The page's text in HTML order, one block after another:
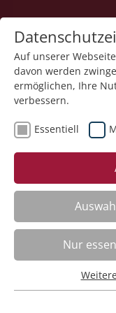
Erste Hilfe –
Auf unserer
davon werden
ermöglichen, Ihre
verbessern.
Essentiell
Nur
Essentielle